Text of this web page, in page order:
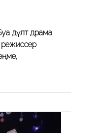
дәүләт драма
режиссер